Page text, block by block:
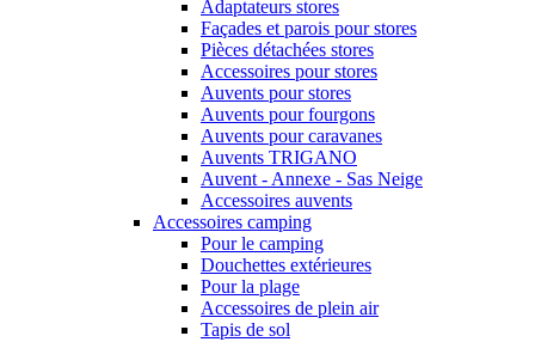
Adaptateurs stores
Façades et parois pour stores
Pièces détachées stores
Accessoires pour stores
Auvents pour stores
Auvents pour fourgons
Auvents pour caravanes
Auvents TRIGANO
Auvent - Annexe - Sas Neige
Accessoires auvents
Accessoires camping
Pour le camping
Douchettes extérieures
Pour la plage
Accessoires de plein air
Tapis de sol